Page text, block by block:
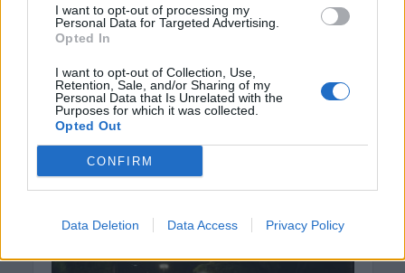
I want to opt-out of processing my
Personal Data for Targeted Advertising.
Opted In
I want to opt-out of Collection, Use,
Retention, Sale, and/or Sharing of my
Personal Data that Is Unrelated with the
Purposes for which it was collected.
Opted Out
CONFIRM
Data Deletion Data Access Privacy Policy
ΜΑΤΙΕΣ ΣΤΟ ΠΑΡΕΛΘΟΝ
Μπλεκ: O ήρωας που έδερνε τους
8 Αυγούστου 2026 08:14
ΚΡΗΤΗ
Αυγούστου
8 Αυγούστου 2026 08:12
Δημοφιλή αυτή την εβδομάδα